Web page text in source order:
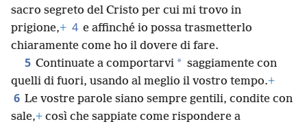
sacro segreto del Cristo per cui mi trovo in
prigione,+ 4 e affinché io possa trasmetterlo
chiaramente come ho il dovere di fare.
5 Continuate a comportarvi * saggiamente con
quelli di fuori, usando al meglio il vostro tempo.+
6 Le vostre parole siano sempre gentili, condite con
sale,+ così che sappiate come rispondere a